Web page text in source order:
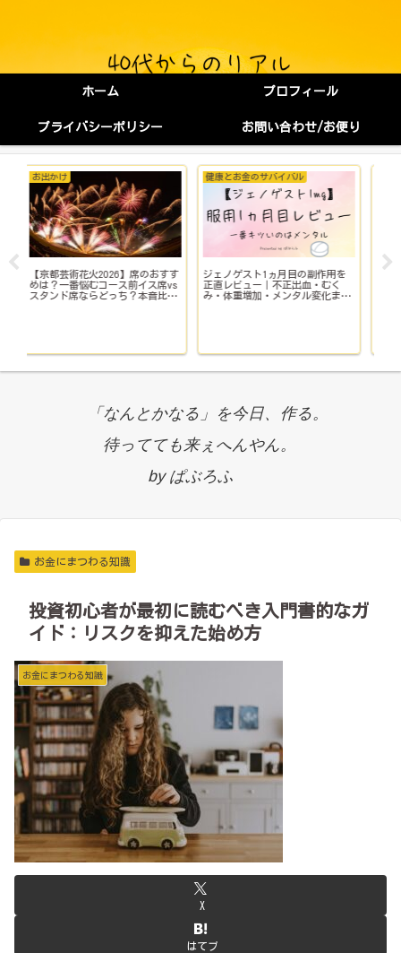
ホーム プロフィール
プライバシーポリシー お問い合わせ/お便り
健康とお金のサバイバル
子宮鏡下手術（子宮筋腫）は痛
い？当日の流れと術後の痛み、入
院費用｜マイナ保険証・公的制度
健康とお金のサバイバル
【実録】レルミナ錠の副作用エグ
い？｜服用1ヵ月目のレビューと1
番きつい症状の正体
「なんとかなる」を今日、作る。
待ってても来ぇへんやん。
by ぱぶろふ
お金にまつわる知識
投資初心者が最初に読むべき入門書的なガ
イド：リスクを抑えた始め方
お金にまつわる知識
X
はてブ